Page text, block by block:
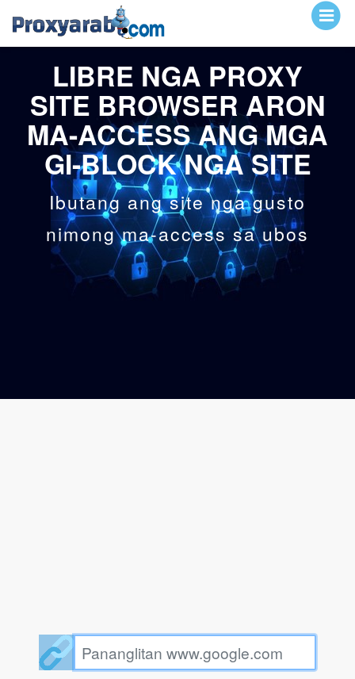
LIBRE NGA PROXY
SITE BROWSER ARON
MA-ACCESS ANG MGA
GI-BLOCK NGA SITE
Ibutang ang site nga gusto
nimong ma-access sa ubos